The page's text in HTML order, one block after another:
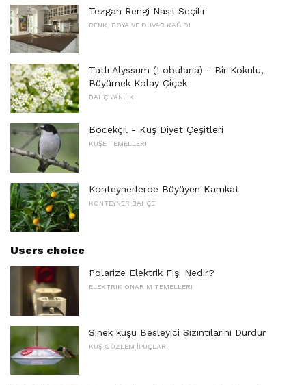
Tezgah Rengi Nasıl Seçilir
RENK, BOYA VE DUVAR KAĞIDI
Tatlı Alyssum (Lobularia) - Bir Kokulu,
Büyümek Kolay Çiçek
BAHÇIVANLIK
Böcekçil - Kuş Diyet Çeşitleri
KUŞE TEMELLERI
Konteynerlerde Büyüyen Kamkat
KONTEYNER BAHÇE
Users choice
Polarize Elektrik Fişi Nedir?
ELEKTRIK ONARIM TEMELLERI
Sinek kuşu Besleyici Sızıntılarını Durdur
KUŞ GÖZLEM İPUÇLARI